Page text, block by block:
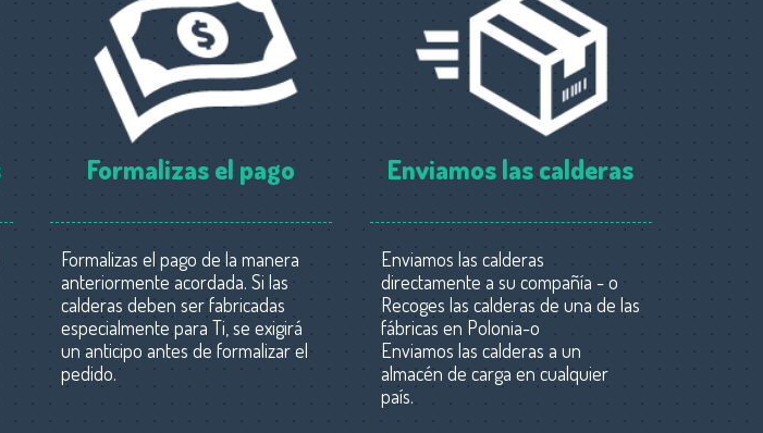
Formalizas el pago
Formalizas el pago de la manera
anteriormente acordada. Si las
calderas deben ser fabricadas
especialmente para Ti, se exigirá
un anticipo antes de formalizar el
pedido.
Enviamos las calderas
Enviamos las calderas
directamente a su compañía - o
Recoges las calderas de una de las
fábricas en Polonia-o
Enviamos las calderas a un
almacén de carga en cualquier
país.